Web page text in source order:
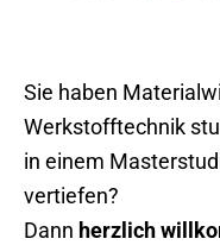
Sie haben
Werkstofftechnik
in einem
vertiefen?
Dann herzlich